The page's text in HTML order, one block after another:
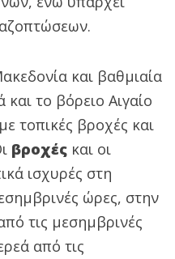
και βαθμιαία
το βόρειο Αιγαίο
τοπικές βροχές και
βροχές και οι
ισχυρές στη
ώρες, στην
τις μεσημβρινές
από τις